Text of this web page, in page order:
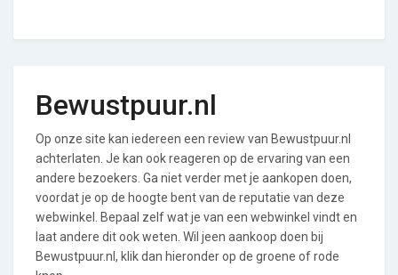
Bewustpuur.nl
Op onze site kan iedereen een review van Bewustpuur.nl
achterlaten. Je kan ook reageren op de ervaring van een
andere bezoekers. Ga niet verder met je aankopen doen,
voordat je op de hoogte bent van de reputatie van deze
webwinkel. Bepaal zelf wat je van een webwinkel vindt en
laat andere dit ook weten. Wil jeen aankoop doen bij
Bewustpuur.nl, klik dan hieronder op de groene of rode